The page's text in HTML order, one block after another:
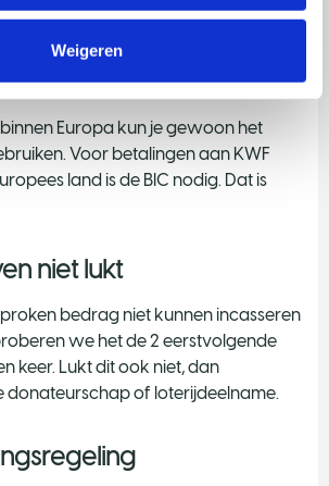
Weigeren
het buitenland
Europa kun je gewoon het
Voor betalingen aan KWF
land is de BIC nodig. Dat is
niet lukt
bedrag niet kunnen incasseren
we het de 2 eerstvolgende
keer. Lukt dit ook niet, dan
donateurschap of loterijdeelname.